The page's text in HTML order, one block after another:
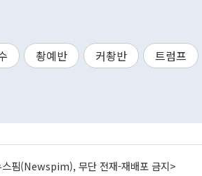
촹예반 커촹반
트럼프
스핌(Newspim), 무단 전재-재배포 금지>